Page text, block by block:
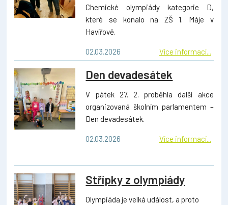
Chemické olympiády kategorie D,
které se konalo na ZŠ 1. Máje v
Havířově.
02.03.2026 Více informací...
Den devadesátek
V pátek 27. 2. proběhla další akce
organizovaná školním parlamentem –
Den devadesátek.
02.03.2026 Více informací...
Střípky z olympiády
Olympiáda je velká událost, a proto